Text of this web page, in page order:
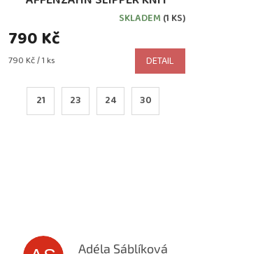
FLINKY BIRDSKLADEM (1 KS)
790 Kč
Měrná
790 Kč / 1 ks DETAIL
21 23 24 30
Adéla Sáblíková